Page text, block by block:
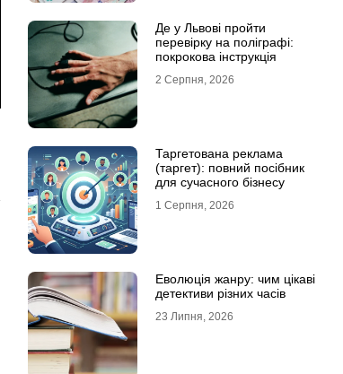
Де у Львові пройти
перевірку на поліграфі:
покрокова інструкція
2 Серпня, 2026
Таргетована реклама
(таргет): повний посібник
для сучасного бізнесу
1 Серпня, 2026
Еволюція жанру: чим цікаві
детективи різних часів
23 Липня, 2026